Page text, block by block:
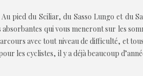
pied du Sciliar, du Sasso Lungo et du
qui vous meneront sur les
avec tout niveau de difficulté, et
les cyclistes, il y a déjà beaucoup